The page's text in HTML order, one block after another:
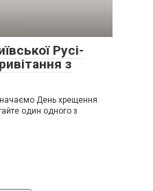
Русі-
з
День хрещення
один одного з